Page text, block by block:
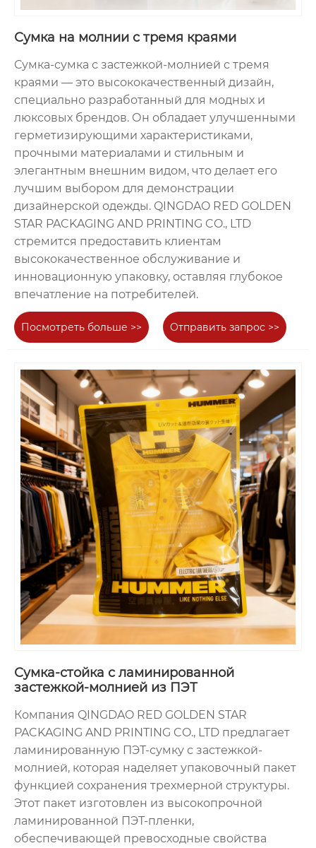
Сумка на молнии с тремя краями
Сумка-сумка с застежкой-молнией с тремя
краями — это высококачественный дизайн,
специально разработанный для модных и
люксовых брендов. Он обладает улучшенными
герметизирующими характеристиками,
прочными материалами и стильным и
элегантным внешним видом, что делает его
лучшим выбором для демонстрации
дизайнерской одежды. QINGDAO RED GOLDEN
STAR PACKAGING AND PRINTING CO., LTD
стремится предоставить клиентам
высококачественное обслуживание и
инновационную упаковку, оставляя глубокое
впечатление на потребителей.
Посмотреть больше >> Отправить запрос >>
Сумка-стойка с ламинированной
застежкой-молнией из ПЭТ
Компания QINGDAO RED GOLDEN STAR
PACKAGING AND PRINTING CO., LTD предлагает
ламинированную ПЭТ-сумку с застежкой-
молнией, которая наделяет упаковочный пакет
функцией сохранения трехмерной структуры.
Этот пакет изготовлен из высокопрочной
ламинированной ПЭТ-пленки,
обеспечивающей превосходные свойства